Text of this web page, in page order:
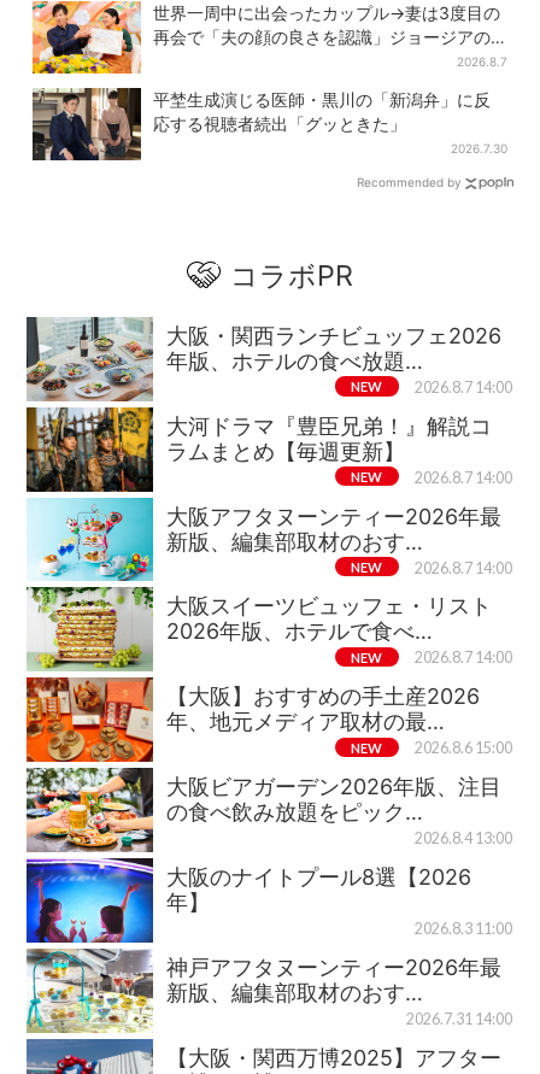
世界一周中に出会ったカップル→妻は3度目の
再会で「夫の顔の良さを認識」ジョージアの
2026.8.7
平埜生成演じる医師・黒川の「新潟弁」に反
応する視聴者続出「グッときた」
2026.7.30
Recommended by
コラボPR
大阪・関西ランチビュッフェ2026
年版、ホテルの食べ放題…
NEW 2026.8.7 14:00
大河ドラマ『豊臣兄弟！』解説コ
ラムまとめ【毎週更新】
NEW 2026.8.7 14:00
大阪アフタヌーンティー2026年最
新版、編集部取材のおす…
NEW 2026.8.7 14:00
大阪スイーツビュッフェ・リスト
2026年版、ホテルで食べ…
NEW 2026.8.7 14:00
【大阪】おすすめの手土産2026
年、地元メディア取材の最…
NEW 2026.8.6 15:00
大阪ビアガーデン2026年版、注目
の食べ飲み放題をピック…
2026.8.4 13:00
大阪のナイトプール8選【2026
年】
2026.8.3 11:00
神戸アフタヌーンティー2026年最
新版、編集部取材のおす…
2026.7.31 14:00
【大阪・関西万博2025】アフター